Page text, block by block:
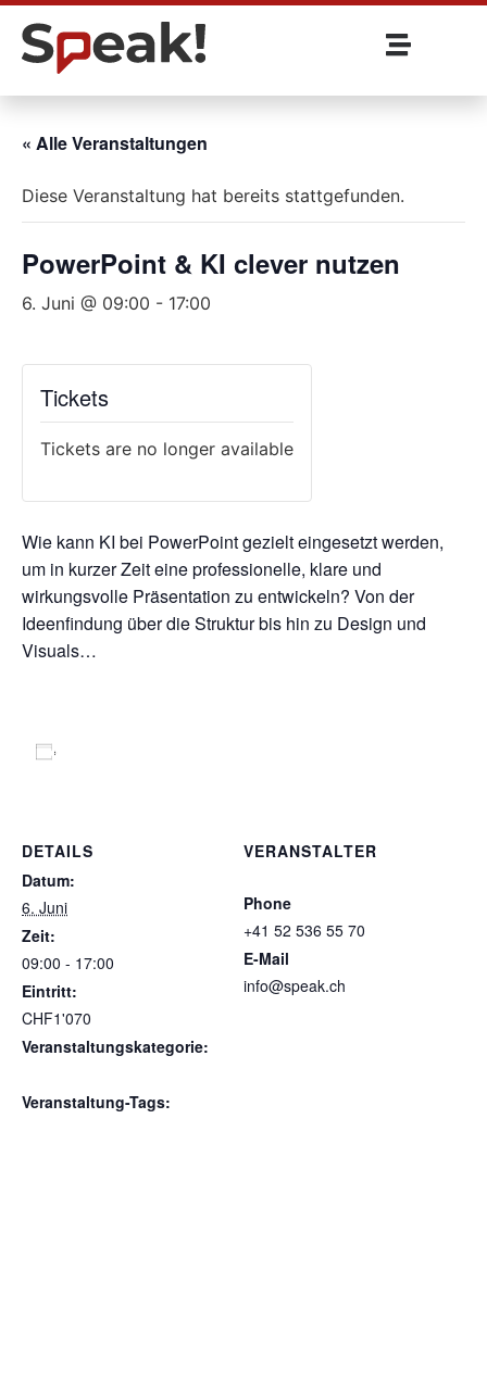
« Alle Veranstaltungen
Diese Veranstaltung hat bereits stattgefunden.
PowerPoint & KI clever nutzen
6. Juni @ 09:00 - 17:00
Tickets
Tickets are no longer available
Wie kann KI bei PowerPoint gezielt eingesetzt werden,
um in kurzer Zeit eine professionelle, klare und
wirkungsvolle Präsentation zu entwickeln? Von der
Ideenfindung über die Struktur bis hin zu Design und
Visuals…
DETAILS
Datum:
6. Juni
Zeit:
09:00 - 17:00
Eintritt:
CHF1'070
Veranstaltungskategorie:
Veranstaltung-Tags:
VERANSTALTER
Phone
+41 52 536 55 70
E-Mail
info@speak.ch